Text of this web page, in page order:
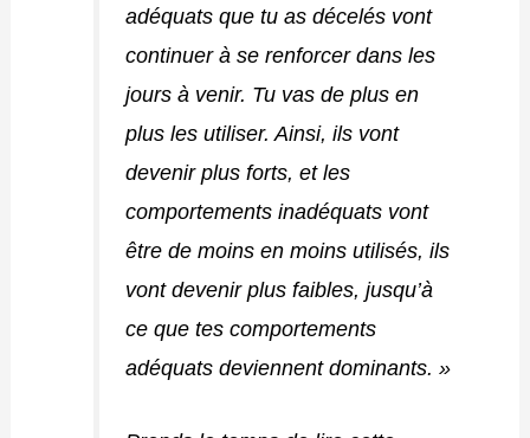
adéquats que tu as décelés vont
continuer à se renforcer dans les
jours à venir. Tu vas de plus en
plus les utiliser. Ainsi, ils vont
devenir plus forts, et les
comportements inadéquats vont
être de moins en moins utilisés, ils
vont devenir plus faibles, jusqu’à
ce que tes comportements
adéquats deviennent dominants. »